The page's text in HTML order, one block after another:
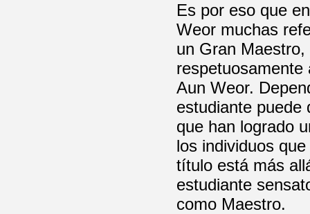
Es por eso que
Weor muchas
un Gran
Aun Weor.
estudiante puede
que han logrado
los individuos
título está más
estudiante
como Maestro.